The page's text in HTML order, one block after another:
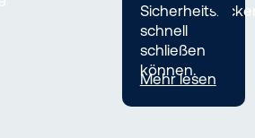
schnell
schließen
können.
Mehr lesen